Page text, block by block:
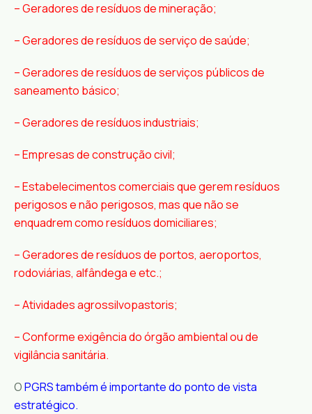
– Geradores de resíduos de mineração;
– Geradores de resíduos de serviço de saúde;
– Geradores de resíduos de serviços públicos de
saneamento básico;
– Geradores de resíduos industriais;
– Empresas de construção civil;
– Estabelecimentos comerciais que gerem resíduos
perigosos e não perigosos, mas que não se
enquadrem como resíduos domiciliares;
– Geradores de resíduos de portos, aeroportos,
rodoviárias, alfândega e etc.;
– Atividades agrossilvopastoris;
– Conforme exigência do órgão ambiental ou de
vigilância sanitária.
OPGRS também é importante do ponto de vista
estratégico.